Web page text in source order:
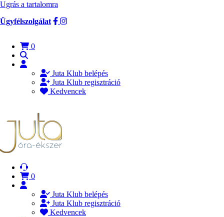
Ugrás a tartalomra
Ügyfélszolgálat
0
Juta Klub belépés
Juta Klub regisztráció
Kedvencek
0
Juta Klub belépés
Juta Klub regisztráció
Kedvencek